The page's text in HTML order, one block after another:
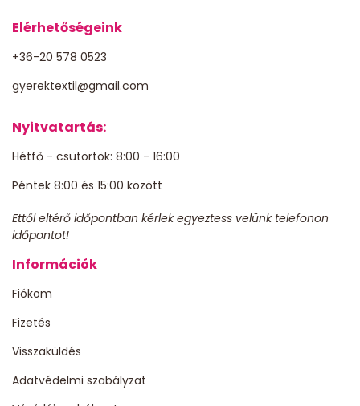
Elérhetőségeink
+36-20 578 0523
gyerektextil@gmail.com
Nyitvatartás:
Hétfő - csütörtök: 8:00 - 16:00
Péntek 8:00 és 15:00 között
Ettől eltérő időpontban kérlek egyeztess velünk telefonon
időpontot!
Információk
Fiókom
Fizetés
Visszaküldés
Adatvédelmi szabályzat